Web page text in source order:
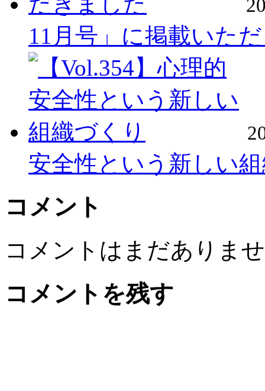
11月号」に掲載いた
安全性という新しい
コメント
コメントはまだありま
コメントを残す